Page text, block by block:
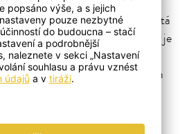
do Evropy. Na severu nás vítá
rybí speciality! Tajemstvím je
Hodí se na všechny druhy ryb i
potřebujeme hodně sladké a
Zkuste k němu také pikantní